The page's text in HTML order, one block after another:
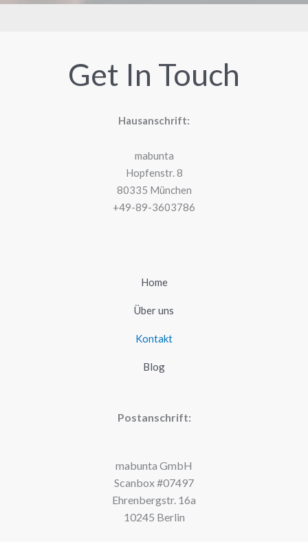
Get In Touch
Hausanschrift:
mabunta
Hopfenstr. 8
80335 München
+49-89-3603786
Home
Über uns
Kontakt
Blog
Postanschrift:
mabunta GmbH
Scanbox #07497
Ehrenbergstr. 16a
10245 Berlin